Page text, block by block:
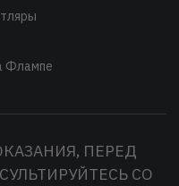
Флампе
ПЕРЕД
СО